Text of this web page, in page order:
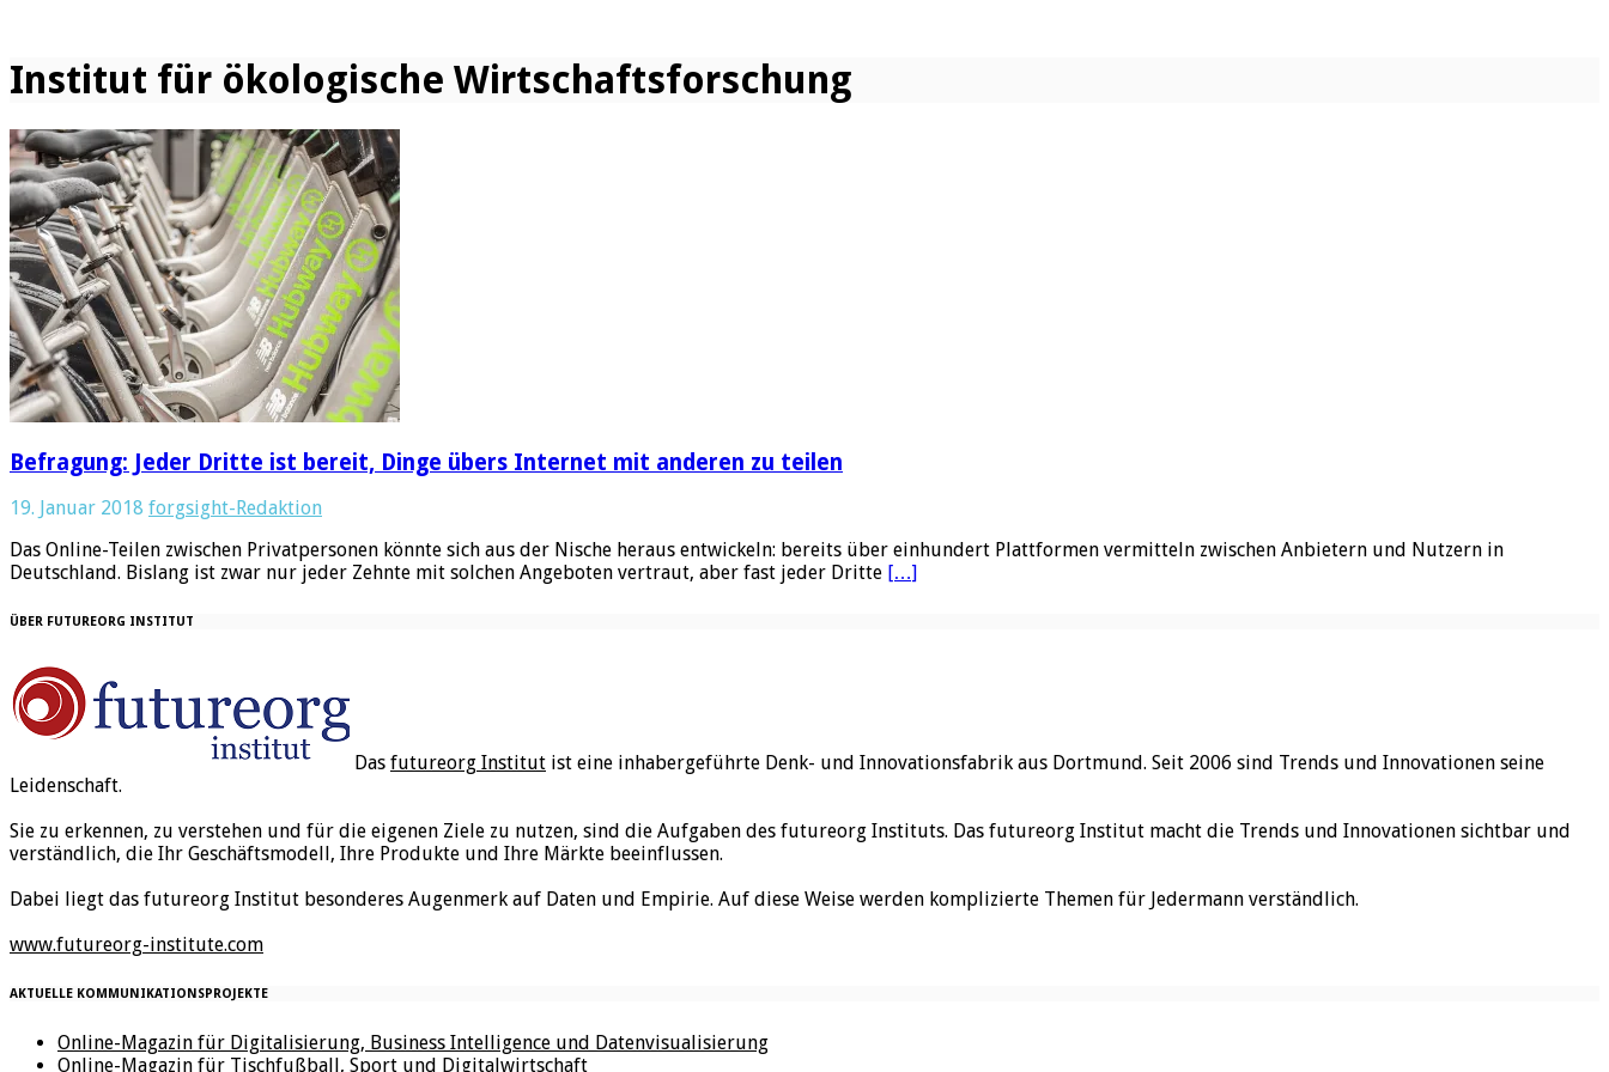
Institut für ökologische Wirtschaftsforschung
Befragung: Jeder Dritte ist bereit, Dinge übers Internet mit anderen zu teilen
19. Januar 2018 forgsight-Redaktion
Das Online-Teilen zwischen Privatpersonen könnte sich aus der Nische heraus entwickeln: bereits über einhundert Plattformen vermitteln zwischen Anbietern und Nutzern in
Deutschland. Bislang ist zwar nur jeder Zehnte mit solchen Angeboten vertraut, aber fast jeder Dritte […]
ÜBER FUTUREORG INSTITUT
Das futureorg Institut ist eine inhabergeführte Denk- und Innovationsfabrik aus Dortmund. Seit 2006 sind Trends und Innovationen seine
Leidenschaft.
Sie zu erkennen, zu verstehen und für die eigenen Ziele zu nutzen, sind die Aufgaben des futureorg Instituts. Das futureorg Institut macht die Trends und Innovationen sichtbar und
verständlich, die Ihr Geschäftsmodell, Ihre Produkte und Ihre Märkte beeinflussen.
Dabei liegt das futureorg Institut besonderes Augenmerk auf Daten und Empirie. Auf diese Weise werden komplizierte Themen für Jedermann verständlich.
www.futureorg-institute.com
AKTUELLE KOMMUNIKATIONSPROJEKTE
Online-Magazin für Digitalisierung, Business Intelligence und Datenvisualisierung
Online-Magazin für Tischfußball, Sport und Digitalwirtschaft